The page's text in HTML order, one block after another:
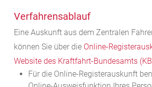
Verfahrensablauf
Eine Auskunft aus dem Zentralen
können Sie über die Online-
Website des Kraftfahrt-Bundesamts
Für die Online-Registerauskunft